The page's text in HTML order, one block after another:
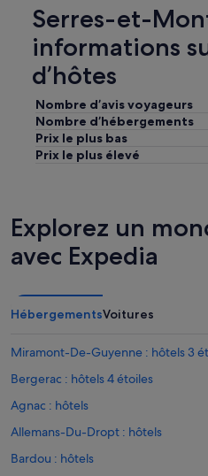
Serres-et-
informations
d’hôtes
Nombre d’avis voyageurs
Nombre d’hébergements
Prix le plus bas
Prix le plus élevé
Explorez un
avec Expedia
HébergementsVoitures
Miramont-De-Guyenne : hôtels 3
Bergerac : hôtels 4 étoiles
Agnac : hôtels
Allemans-Du-Dropt : hôtels
Bardou : hôtels